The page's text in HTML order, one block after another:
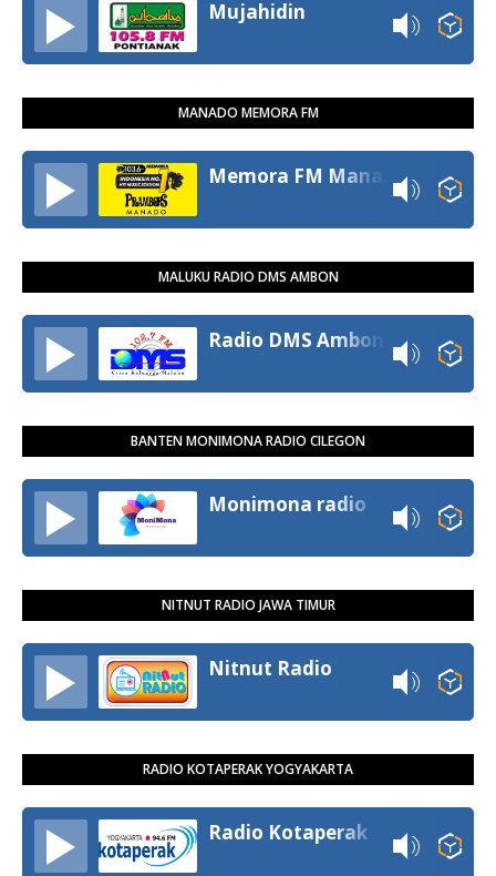
Mujahidin
MANADO MEMORA FM
MALUKU RADIO DMS AMBON
Radio DMS Ambon
BANTEN MONIMONA RADIO CILEGON
Monimona radio
NITNUT RADIO JAWA TIMUR
Nitnut Radio
RADIO KOTAPERAK YOGYAKARTA
Radio Kotaperak